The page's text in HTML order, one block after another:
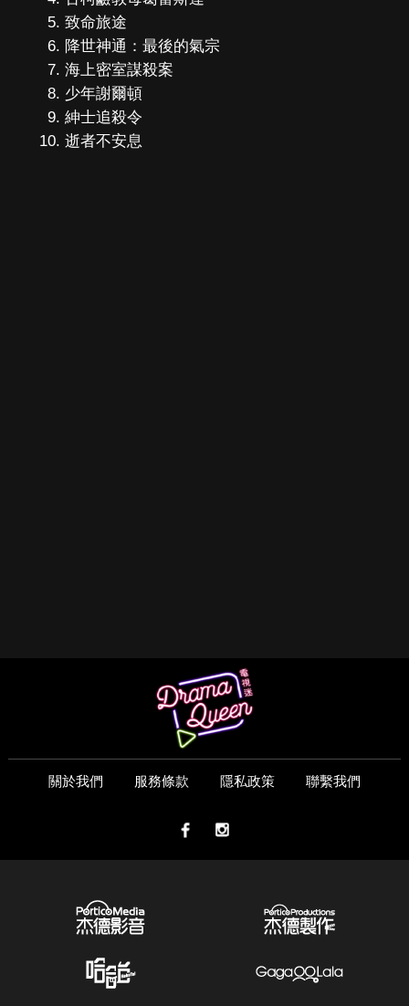
致命旅途
降世神通：最後的氣宗
海上密室謀殺案
少年謝爾頓
紳士追殺令
逝者不安息
關於我們 服務條款 隱私政策 聯繫我們